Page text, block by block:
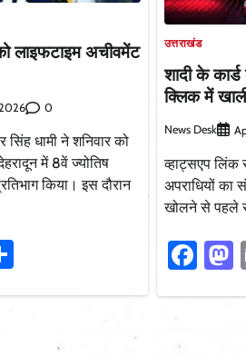
लाइफटाइम अचीवमेंट
0
धामी ने शनिवार को
में 8वें ज्योतिष
किया। इस दौरान
Share
उत्तराखंड
शादी के
क्लिक में
News Desk
व्हाट्सएप लिंक
अपराधियों का
खोलने से पहले